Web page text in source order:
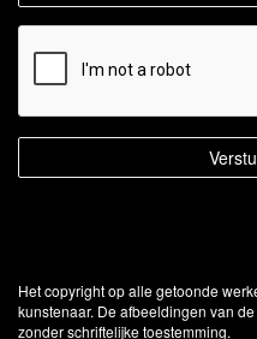
Het copyright op alle getoonde
kunstenaar. De afbeeldingen van
zonder schriftelijke toestemming.